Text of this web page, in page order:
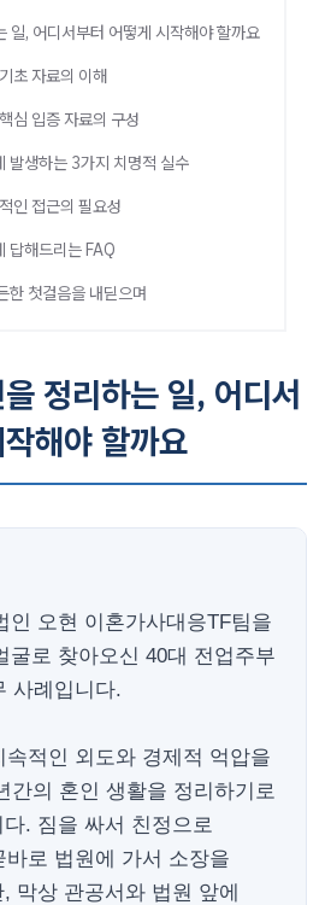
일, 어디서부터 어떻게 시작해야 할까요
초 자료의 이해
심 입증 자료의 구성
발생하는 3가지 치명적 실수
인 접근의 필요성
답해드리는 FAQ
한 첫걸음을 내딛으며
정리하는 일, 어디서
해야 할까요
인 오현 이혼가사대응TF팀을
굴로 찾아오신 40대 전업주부
사례입니다.
속적인 외도와 경제적 억압을
간의 혼인 생활을 정리하기로
. 짐을 싸서 친정으로
바로 법원에 가서 소장을
막상 관공서와 법원 앞에